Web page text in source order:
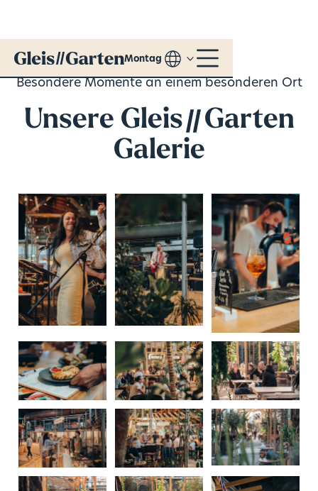
Montag
Besondere Momente an einem besonderen Ort
Unsere Gleis//Garten
Galerie